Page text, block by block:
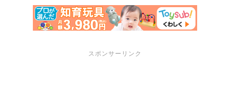
スポンサーリンク